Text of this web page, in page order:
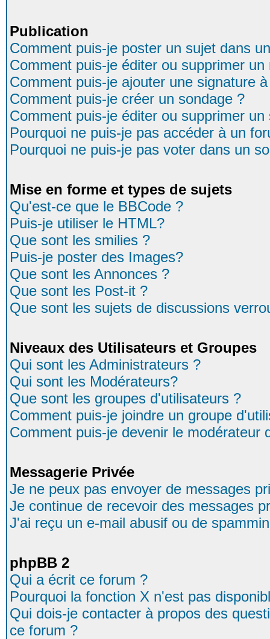
Publication
Comment puis-je poster un sujet dans
Comment puis-je éditer ou supprimer un
Comment puis-je ajouter une signature
Comment puis-je créer un sondage ?
Comment puis-je éditer ou supprimer un
Pourquoi ne puis-je pas accéder à un
Pourquoi ne puis-je pas voter dans un
Mise en forme et types de sujets
Qu'est-ce que le BBCode ?
Puis-je utiliser le HTML?
Que sont les smilies ?
Puis-je poster des Images?
Que sont les Annonces ?
Que sont les Post-it ?
Que sont les sujets de discussions
Niveaux des Utilisateurs et Groupes
Qui sont les Administrateurs ?
Qui sont les Modérateurs?
Que sont les groupes d'utilisateurs ?
Comment puis-je joindre un groupe
Comment puis-je devenir le modérateur
Messagerie Privée
Je ne peux pas envoyer de messages
Je continue de recevoir des messages
J'ai reçu un e-mail abusif ou de
phpBB 2
Qui a écrit ce forum ?
Pourquoi la fonction X n'est pas
Qui dois-je contacter à propos des
ce forum ?